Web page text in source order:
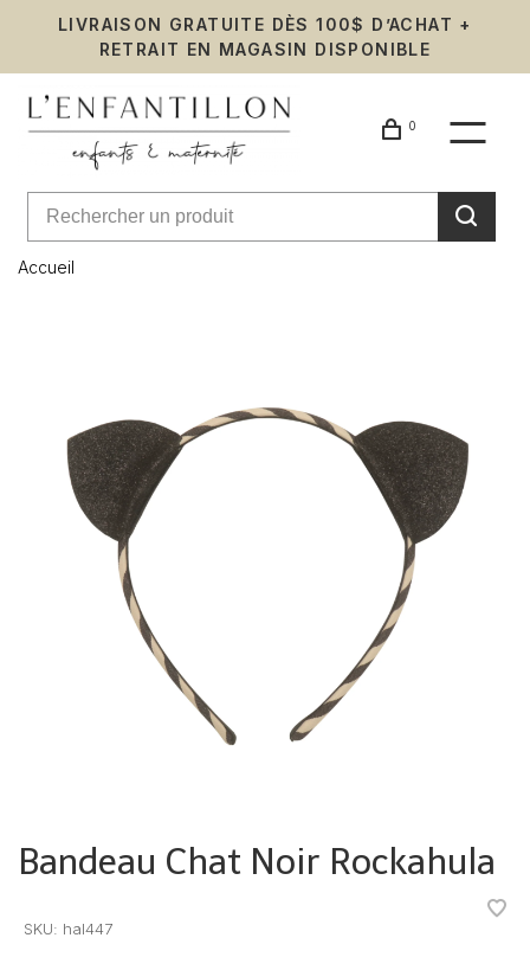
LIVRAISON GRATUITE DÈS 100$ D’ACHAT +
RETRAIT EN MAGASIN DISPONIBLE
0
Accueil
Bandeau Chat Noir Rockahula
SKU: hal447